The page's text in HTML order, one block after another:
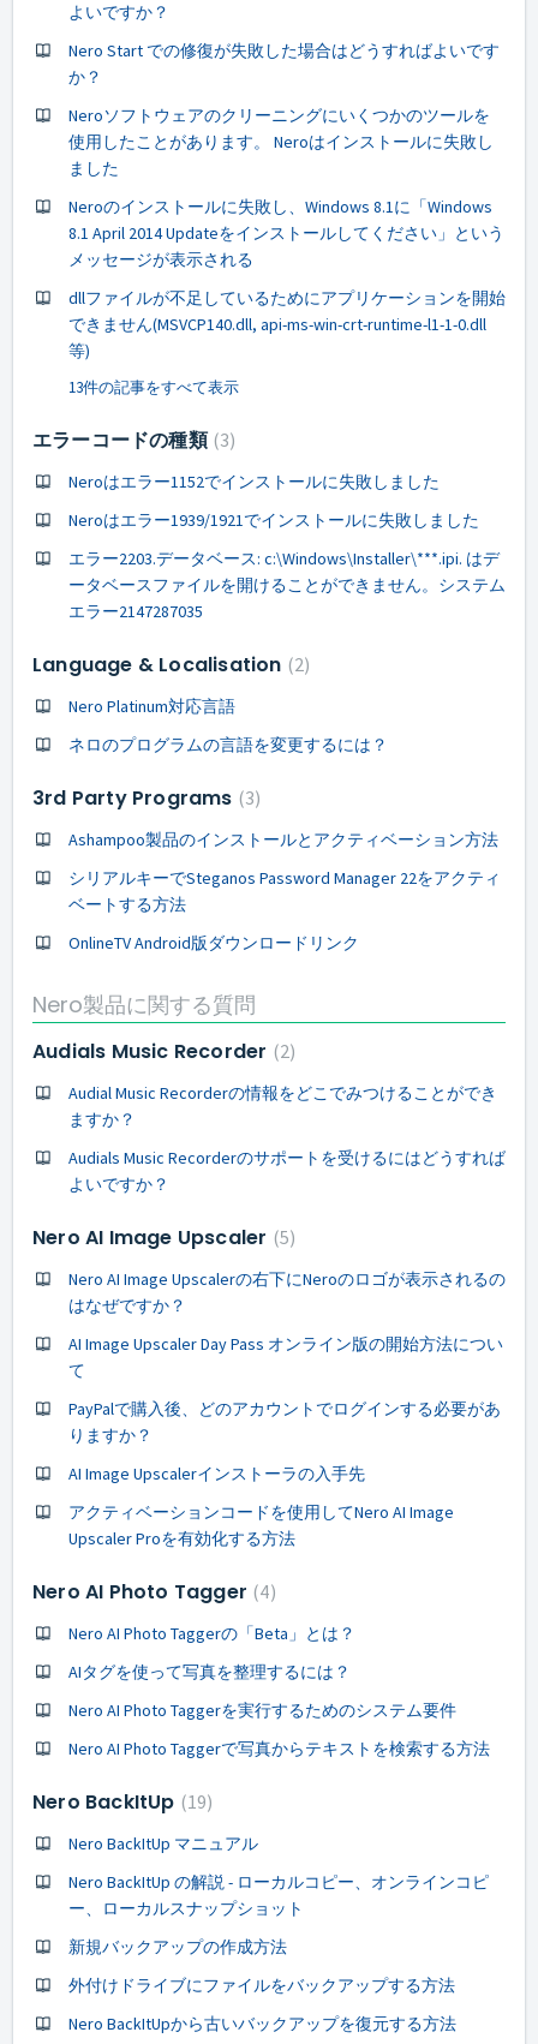
よいですか？
Nero Start での修復が失敗した場合はどうすればよいです
か？
Neroソフトウェアのクリーニングにいくつかのツールを
使用したことがあります。 Neroはインストールに失敗し
ました
Neroのインストールに失敗し、Windows 8.1に「Windows
8.1 April 2014 Updateをインストールしてください」という
メッセージが表示される
dllファイルが不足しているためにアプリケーションを開始
できません(MSVCP140.dll, api-ms-win-crt-runtime-l1-1-0.dll
等)
13件の記事をすべて表示
エラーコードの種類 3
Neroはエラー1152でインストールに失敗しました
Neroはエラー1939/1921でインストールに失敗しました
エラー2203.データベース: c:\Windows\Installer\***.ipi. はデ
ータベースファイルを開けることができません。システム
エラー2147287035
Language & Localisation 2
Nero Platinum対応言語
ネロのプログラムの言語を変更するには？
3rd Party Programs 3
Ashampoo製品のインストールとアクティベーション方法
シリアルキーでSteganos Password Manager 22をアクティ
ベートする方法
OnlineTV Android版ダウンロードリンク
Nero製品に関する質問
Audials Music Recorder 2
Audial Music Recorderの情報をどこでみつけることができ
ますか？
Audials Music Recorderのサポートを受けるにはどうすれば
よいですか？
Nero AI Image Upscaler 5
Nero AI Image Upscalerの右下にNeroのロゴが表示されるの
はなぜですか？
AI Image Upscaler Day Pass オンライン版の開始方法につい
て
PayPalで購入後、どのアカウントでログインする必要があ
りますか？
AI Image Upscalerインストーラの入手先
アクティベーションコードを使用してNero AI Image
Upscaler Proを有効化する方法
Nero AI Photo Tagger 4
Nero AI Photo Taggerの「Beta」とは？
AIタグを使って写真を整理するには？
Nero AI Photo Taggerを実行するためのシステム要件
Nero AI Photo Taggerで写真からテキストを検索する方法
Nero BackItUp 19
Nero BackItUp マニュアル
Nero BackItUp の解説 - ローカルコピー、オンラインコピ
ー、ローカルスナップショット
新規バックアップの作成方法
外付けドライブにファイルをバックアップする方法
Nero BackItUpから古いバックアップを復元する方法